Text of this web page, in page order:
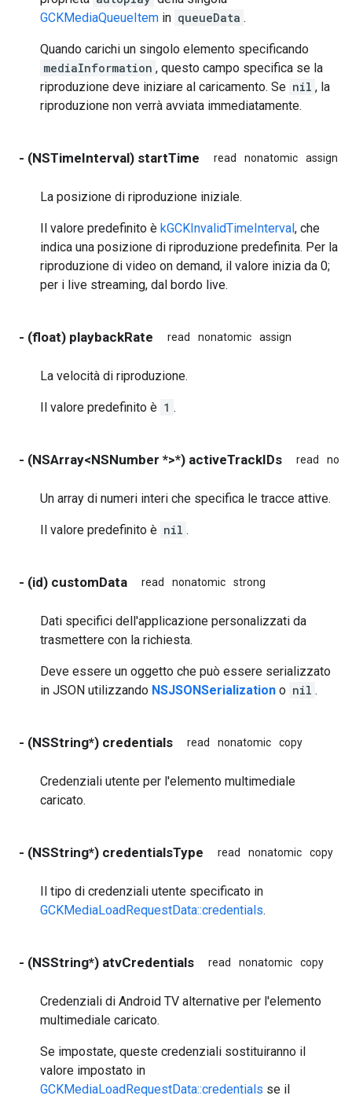
GCKMediaQueueItem in queueData .
Quando carichi un singolo elemento specificando
mediaInformation , questo campo specifica se la
riproduzione deve iniziare al caricamento. Se nil , la
riproduzione non verrà avviata immediatamente.
- (NSTimeInterval) startTime read nonatomic assign
La posizione di riproduzione iniziale.
Il valore predefinito è kGCKInvalidTimeInterval, che
indica una posizione di riproduzione predefinita. Per la
riproduzione di video on demand, il valore inizia da 0;
per i live streaming, dal bordo live.
- (float) playbackRate read nonatomic assign
La velocità di riproduzione.
Il valore predefinito è 1 .
- (NSArray<NSNumber *>*) activeTrackIDs read
Un array di numeri interi che specifica le tracce attive.
Il valore predefinito è nil .
- (id) customData read nonatomic strong
Dati specifici dell'applicazione personalizzati da
trasmettere con la richiesta.
Deve essere un oggetto che può essere serializzato
in JSON utilizzando NSJSONSerialization o nil .
- (NSString*) credentials read nonatomic copy
Credenziali utente per l'elemento multimediale
caricato.
- (NSString*) credentialsType read nonatomic copy
Il tipo di credenziali utente specificato in
GCKMediaLoadRequestData::credentials.
- (NSString*) atvCredentials read nonatomic copy
Credenziali di Android TV alternative per l'elemento
multimediale caricato.
Se impostate, queste credenziali sostituiranno il
valore impostato in
GCKMediaLoadRequestData::credentials se il